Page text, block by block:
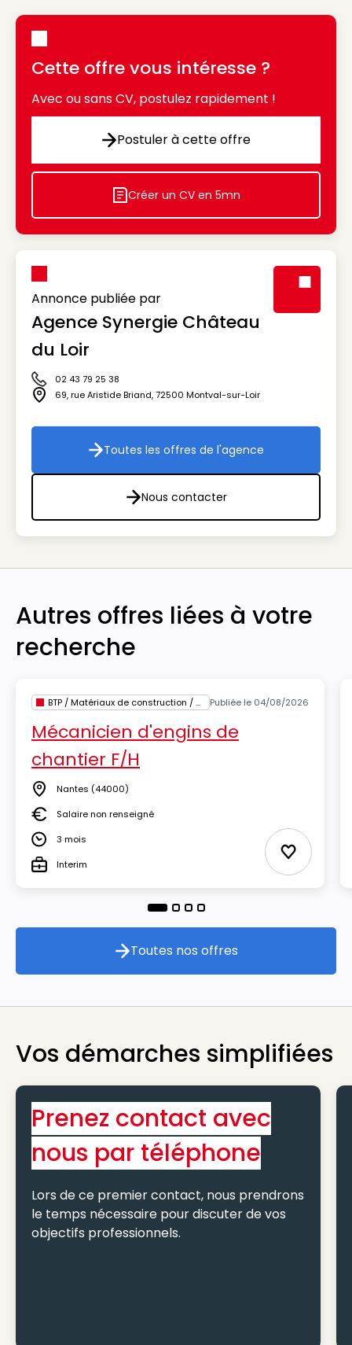
Cette offre vous intéresse ?
Avec ou sans CV, postulez rapidement !
Postuler à cette offre
Postuler à cette offre
Icon decorative
Créer un CV en 5mn
Annonce publiée par
Agence Synergie Château
du Loir
Icône téléphone
02 43 79 25 38
Icône adresse
69, rue Aristide Briand,72500 Montval-sur-Loir
Toutes les offres de l'agence
Toutes les offres de l'agence
Nous contacter
Nous contacter
Autres offres liées à votre
recherche
BTP / Matériaux de construction / Architecture Publiée le 04/08/2026
Mécanicien d'engins de
chantier F/H
Lieu Nantes (44000)
SalaireSalaire non renseigné
Durée3 mois
TypeInterim Ajouter
Toutes nos offres
Toutes nos offres
Vos démarches simplifiées
Prenez contact avec
nous par téléphone
Lors de ce premier contact, nous prendrons
le temps nécessaire pour discuter de vos
objectifs professionnels.